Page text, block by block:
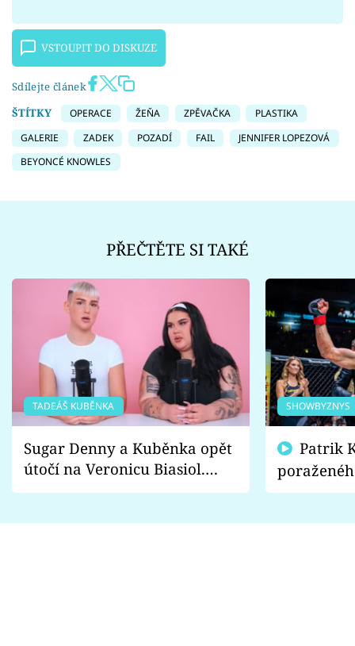
VSTOUPIT DO DISKUZE
Sdílejte článek
ŠTÍTKY
OPERACE ŽEŇA ZPĚVAČKA
PLASTIKA
GALERIE
ZADEK POZADÍ FAIL
JENNIFER LOPEZOVÁ
BEYONCÉ KNOWLES
PŘEČTĚTE SI TAKÉ
TADEÁŠ KUBĚNKA
Sugar Denny a Kuběnka opět
útočí na Veronicu Biasiol.
Proč je podle nich falešná a
SHOWBYZNYS
fanoušci